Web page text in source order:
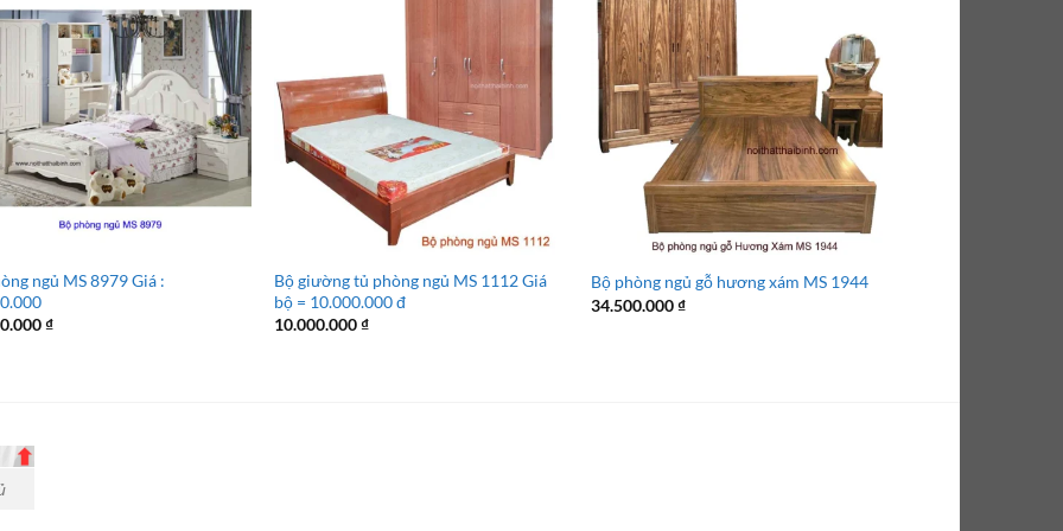
ngủ MS 8979 Giá :
₫
Bộ giường tủ phòng ngủ MS 1112 Giá
bộ = 10.000.000 đ
10.000.000₫
Bộ phòng ngủ gỗ hương xám MS 1944
34.500.000₫